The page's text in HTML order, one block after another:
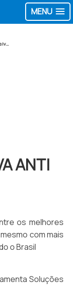
MENU
Etiqueta adesiva anti furto
ANTI
os melhores
com mais
o Brasil
Soluções